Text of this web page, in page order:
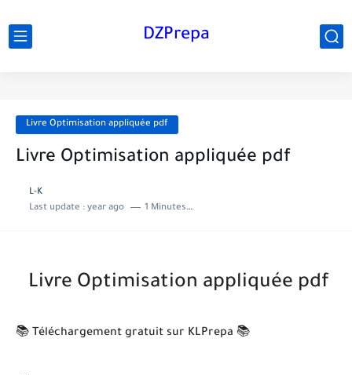
DZPrepa
Livre Optimisation appliquée pdf
Livre Optimisation appliquée pdf
L-K
Last update : year ago 1 Minutes to read
Livre Optimisation appliquée pdf
📚 Téléchargement gratuit sur KLPrepa 📚